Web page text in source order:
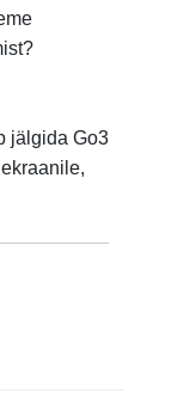
jälgida Go3